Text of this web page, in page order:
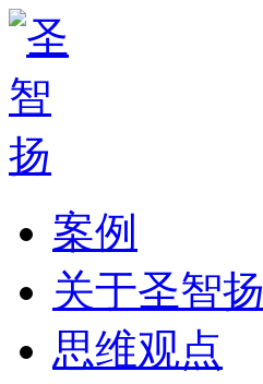
案例
关于圣智扬
思维观点